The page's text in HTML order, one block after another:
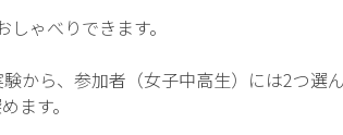
べりできます。
、参加者（女子中高生）には2つ選
す。